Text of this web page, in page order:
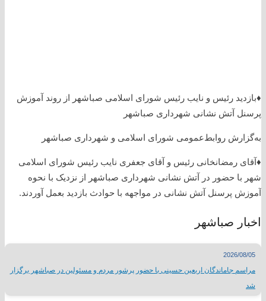
♦️بازدید رئیس و نایب رئیس شورای اسلامی صباشهر از روند آموزش
پرسنل آتش نشانی شهرداری صباشهر
به‌گزارش روابط‌عمومی شورای اسلامی و شهرداری صباشهر
♦️آقای رمضانخانی رئیس و آقای جعفری نایب رئیس شورای اسلامی
شهر با حضور در آتش نشانی شهرداری صباشهر از نزدیک با نحوه
آموزش پرسنل آتش نشانی در مواجهه با حوادث بازدید بعمل آوردند.
اخبار صباشهر
2026/08/05
مراسم جاماندگان اربعین حسینی با حضور پرشور مردم و مسئولین در صباشهر برگزار
شد